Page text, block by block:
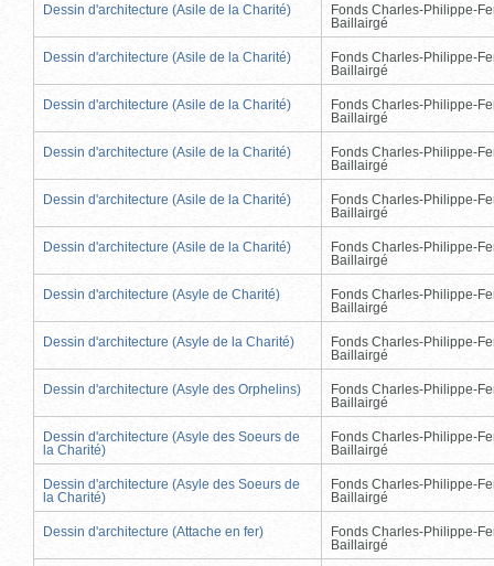
Dessin d'architecture (Asile de la Charité)
Fonds Charles-Philippe-
Baillairgé
Dessin d'architecture (Asile de la Charité)
Fonds Charles-Philippe-
Baillairgé
Dessin d'architecture (Asile de la Charité)
Fonds Charles-Philippe-
Baillairgé
Dessin d'architecture (Asile de la Charité)
Fonds Charles-Philippe-
Baillairgé
Dessin d'architecture (Asile de la Charité)
Fonds Charles-Philippe-
Baillairgé
Dessin d'architecture (Asile de la Charité)
Fonds Charles-Philippe-
Baillairgé
Dessin d'architecture (Asyle de Charité)
Fonds Charles-Philippe-
Baillairgé
Dessin d'architecture (Asyle de la Charité)
Fonds Charles-Philippe-
Baillairgé
Dessin d'architecture (Asyle des Orphelins)
Fonds Charles-Philippe-
Baillairgé
Dessin d'architecture (Asyle des Soeurs de
la Charité)
Fonds Charles-Philippe-
Baillairgé
Dessin d'architecture (Asyle des Soeurs de
la Charité)
Fonds Charles-Philippe-
Baillairgé
Dessin d'architecture (Attache en fer)
Fonds Charles-Philippe-
Baillairgé